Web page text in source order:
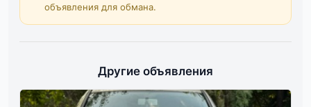
объявления для обмана.
Другие объявления